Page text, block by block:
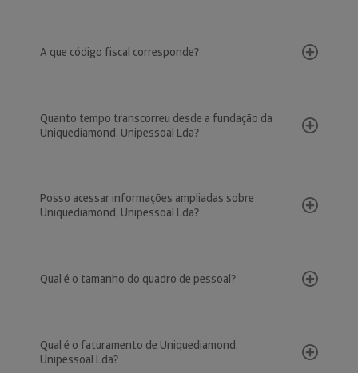
A que código fiscal corresponde?
Quanto tempo transcorreu desde a fundação da
Uniquediamond, Unipessoal Lda?
Posso acessar informações ampliadas sobre
Uniquediamond, Unipessoal Lda?
Qual é o tamanho do quadro de pessoal?
Qual é o faturamento de Uniquediamond,
Unipessoal Lda?